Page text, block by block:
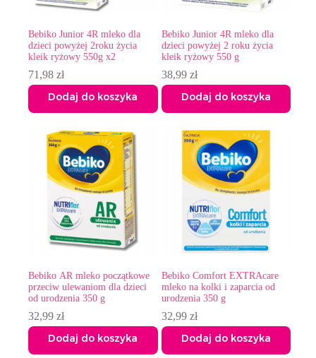
Bebiko Junior 4R mleko dla
dzieci powyżej 2roku życia
kleik ryżowy 550g x2
71,98 zł
Dodaj do koszyka
Bebiko Junior 4R mleko dla
dzieci powyżej 2 roku życia
kleik ryżowy 550 g
38,99 zł
Dodaj do koszyka
Bebiko AR mleko początkowe
przeciw ulewaniom dla dzieci
od urodzenia 350 g
32,99 zł
Dodaj do koszyka
Bebiko Comfort EXTRAcare
mleko na kolki i zaparcia od
urodzenia 350 g
32,99 zł
Dodaj do koszyka